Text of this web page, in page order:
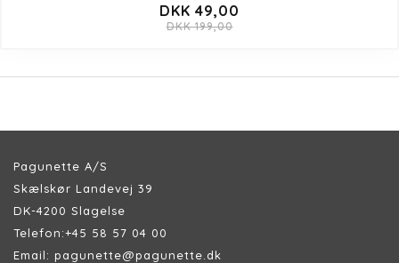
DKK 49,00
DKK 199,00
Pagunette A/S
Skælskør Landevej 39
DK-4200 Slagelse
Telefon:+45 58 57 04 00
Email: pagunette@pagunette.dk